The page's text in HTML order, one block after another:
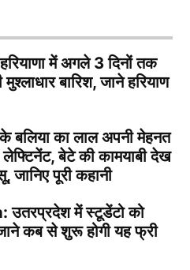
में अगले 3 दिनों तक
बारिश, जाने हरियाण
का लाल अपनी मेहनत
बेटे की कामयाबी देख
पूरी कहानी
में स्टूडेंटो को
कब से शुरू होगी यह फ्री